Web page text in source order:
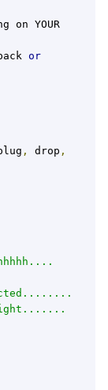
on YOUR
or
, drop ,
tight.......